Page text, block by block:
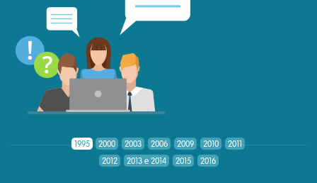
1995 2000 2003 2006 2009 2010
2011
2012
2013 e 2014 2015 2016